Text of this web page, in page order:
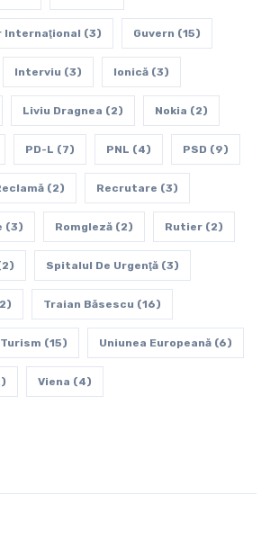
Internaţional (3) Guvern (15)
Interviu (3) Ionică(3)
Liviu Dragnea (2) Nokia (2)
PD-L (7) PNL (4) PSD (9)
(2) Recrutare (3)
(3) Romgleză(2) Rutier(2)
Spitalul De Urgenţă(3)
Traian Băsescu (16)
Turism (15) Uniunea Europeană(6)
Viena (4)